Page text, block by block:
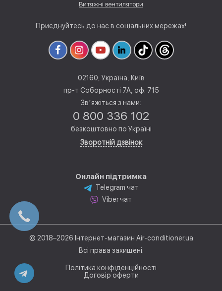
Витяжні вентилятори
Приєднуйтесь до нас в соціальних мережах!
02160, Україна, Київ
пр-т Соборності 7А, оф. 715
Звʼяжіться з нами:
0 800 336 102
безкоштовно по Україні
Зворотній дзвінок
Онлайн підтримка
Telegram чат
Viber чат
© 2018–2026 Інтернет-магазин Air-conditioner.ua
Всі права захищені.
Політика конфіденційності
Договір оферти